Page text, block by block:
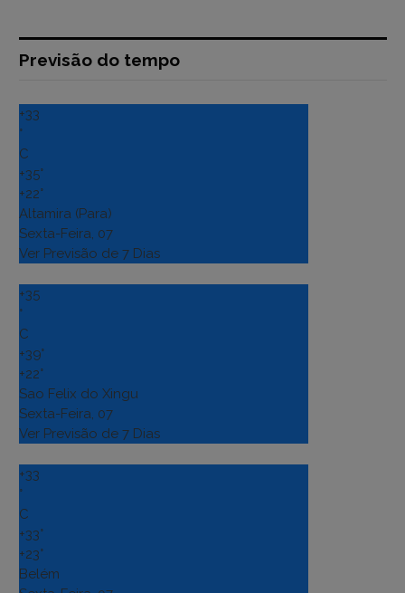
Previsão do tempo
+33
°
C
+35°
+22°
Altamira (Para)
Sexta-Feira, 07
Ver Previsão de 7 Dias
+35
°
C
+39°
+22°
Sao Felix do Xingu
Sexta-Feira, 07
Ver Previsão de 7 Dias
+33
°
C
+33°
+23°
Belém